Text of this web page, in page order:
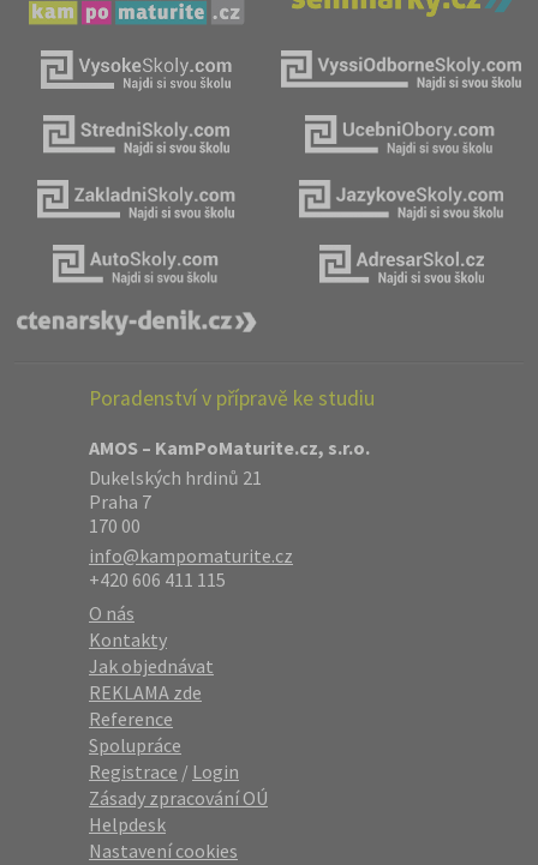
Poradenství v přípravě ke studiu
AMOS – KamPoMaturite.cz, s.r.o.
Dukelských hrdinů 21
Praha 7
170 00
info@kampomaturite.cz
+420 606 411 115
O nás
Kontakty
Jak objednávat
REKLAMA zde
Reference
Spolupráce
Registrace / Login
Zásady zpracování OÚ
Helpdesk
Nastavení cookies